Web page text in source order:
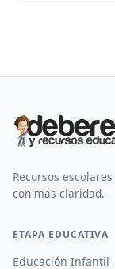
Recursos
con más claridad.
ETAPA EDUCATIVA
Educación Infantil